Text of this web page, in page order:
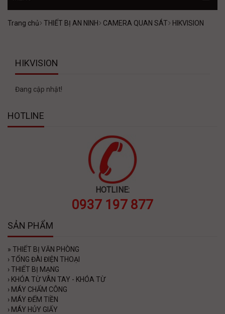
Trang chủ THIẾT BỊ AN NINH CAMERA QUAN SÁT HIKVISION
HIKVISION
Đang cập nhật!
HOTLINE
HOTLINE:
0937 197 877
SẢN PHẨM
» THIẾT BỊ VĂN PHÒNG
›TỔNG ĐÀI ĐIỆN THOẠI
›THIẾT BỊ MẠNG
› KHÓA TỪ VÂN TAY - KHÓA TỪ
› MÁY CHẤM CÔNG
› MÁY ĐẾM TIỀN
› MÁY HỦY GIẤY